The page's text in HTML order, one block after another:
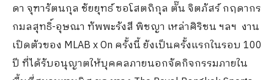
ดา จุฑารัตนกุล ชัยยุทธ์ ซอโสตถิกุล ตั๊น จิตภัสร์ กฤดากร
กมลสุทธิ์-อุษณา ทัพพะรังสี พิชญา เหล่าศิริชน ฯลฯ งาน
เปิดตัวของ MLAB x On ครั้งนี้ ยังเป็นครั้งแรกในรอบ 100
ปี ที่ได้รับอนุญาตให้บุคคลภายนอกจัดกิจกรรมภายใน